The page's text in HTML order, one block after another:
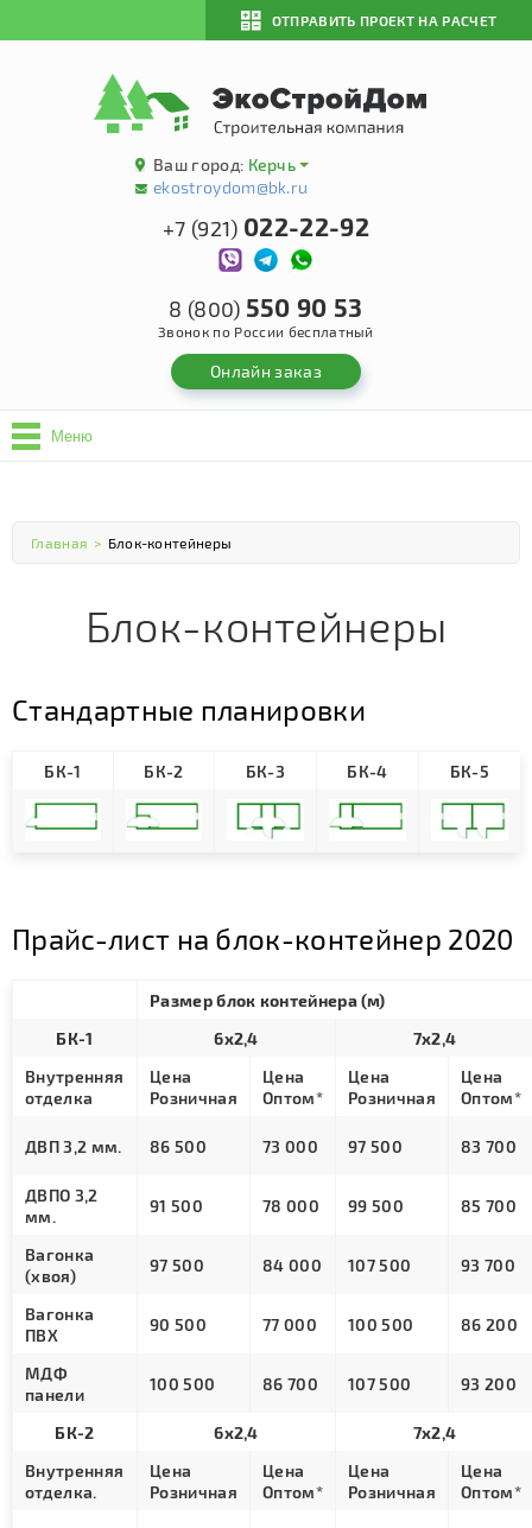
ОТПРАВИТЬ ПРОЕКТ НА РАСЧЕТ
Ваш город: Керчь
ekostroydom@bk.ru
+7 (921) 022-22-92
8 (800) 550 90 53
Звонок по России бесплатный
Онлайн заказ
Меню
Главная > Блок-контейнеры
Блок-контейнеры
Стандартные планировки
БК-1 БК-2 БК-3 БК-4 БК-5
Прайс-лист на блок-контейнер 2020
Размер блок контейнера (м)
БК-1
6х2,4
7х2,4
Внутренняя
отделка
Цена
Розничная
Цена
Оптом*
Цена
Розничная
Цена
Оптом*
ДВП 3,2 мм. 86 500 73 000 97 500 83 700
ДВПО 3,2
мм.
91 500 78 000 99 500 85 700
Вагонка
(хвоя)
97 500 84 000 107 500 93 700
Вагонка
ПВХ
90 500 77 000 100 500 86 200
МДФ
панели
100 500 86 700 107 500 93 200
БК-2 6х2,4
7х2,4
Внутренняя
отделка.
Цена
Розничная
Цена
Оптом*
Цена
Розничная
Цена
Оптом*